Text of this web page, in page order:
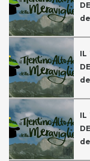
IL
IL